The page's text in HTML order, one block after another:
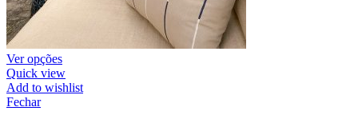
Ver opções
Quick view
Add to wishlist
Fechar